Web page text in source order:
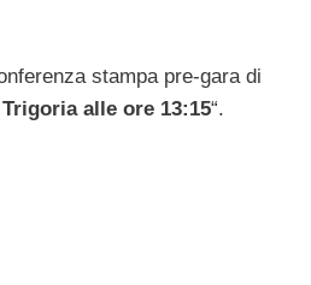
stampa pre-gara di
alle ore 13:15“.